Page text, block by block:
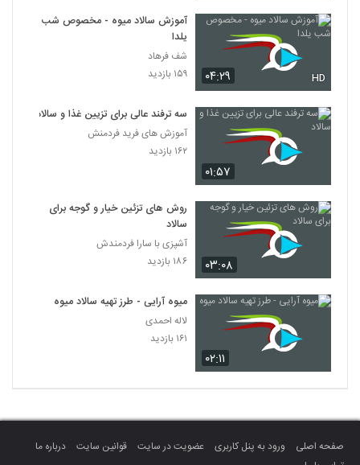
۰۴:۲۹ HD
آموزش سالاد میوه - مخصوص شب
یلدا
شف فرهاد
۱۵۹ بازدید
۰۱:۵۷
سه ترفند عالی برای تزیین غذا و سالاد
آموزش های فرید فردمنش
۱۶۲ بازدید
۰۳:۰۸
روش های تزئین خیار و گوجه برای
سالاد
آشپزی با سارا فردمندش
۱۸۶ بازدید
۰۲:۱۱
میوه آرایی - طرز تهیه سالاد میوه
لاله احمدی
۱۶۱ بازدید
صفحه اصلی ورود به پنل کاربری عضویت در سایت قوانین سایت
درباره ما